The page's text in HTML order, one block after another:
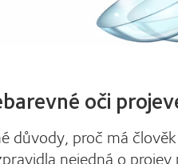
oči
důvody, proč má
nejedná o